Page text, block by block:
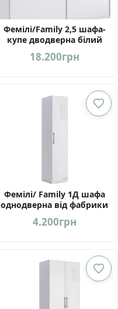
Фемілі/Family 2,5 шафа-
купе дводверна білий
глянець від фабрики
Миро Марк Україна
18.200грн
Фемілі/ Family 1Д шафа
однодверна від фабрики
МироМарк Україна
4.200грн